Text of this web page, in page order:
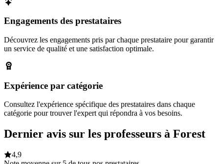
Engagements des prestataires
Découvrez les engagements pris par chaque prestataire pour garantir
un service de qualité et une satisfaction optimale.
Expérience par catégorie
Consultez l'expérience spécifique des prestataires dans chaque
catégorie pour trouver l'expert qui répondra à vos besoins.
Dernier avis sur les professeurs à Forest
4,9